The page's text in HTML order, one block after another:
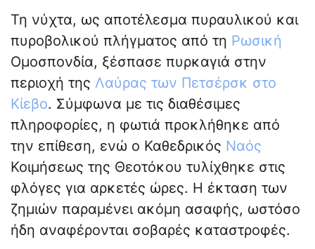
Τη νύχτα, ως αποτέλεσμα πυραυλικού και
πυροβολικού πλήγματος από τη Ρωσική
Ομοσπονδία, ξέσπασε πυρκαγιά στην
περιοχή της Λαύρας των Πετσέρσκ στο
Κίεβο. Σύμφωνα με τις διαθέσιμες
πληροφορίες, η φωτιά προκλήθηκε από
την επίθεση, ενώ ο Καθεδρικός Ναός
Κοιμήσεως της Θεοτόκου τυλίχθηκε στις
φλόγες για αρκετές ώρες. Η έκταση των
ζημιών παραμένει ακόμη ασαφής, ωστόσο
ήδη αναφέρονται σοβαρές καταστροφές.